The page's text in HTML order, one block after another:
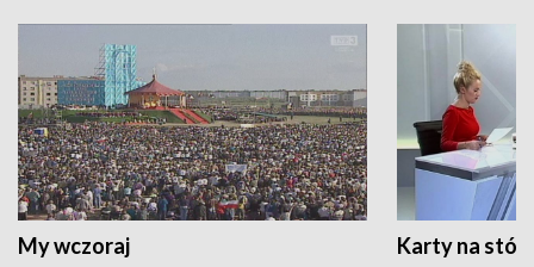
My wczoraj Karty na